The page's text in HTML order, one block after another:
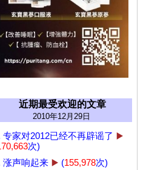
近期最受欢迎的文章
2010年12月29日
专家对2012已经不再辟谣了 ▶️
次)
涨声响起来 ▶️ (155,978次)